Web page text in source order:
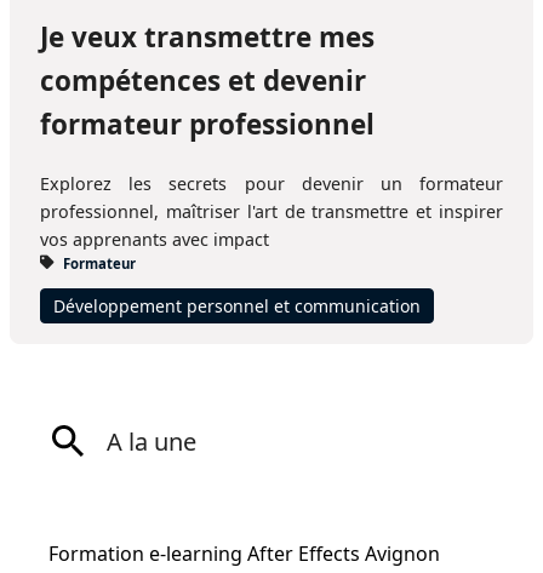
Je veux transmettre mes
compétences et devenir
formateur professionnel
Explorez les secrets pour devenir un formateur
professionnel, maîtriser l'art de transmettre et inspirer
vos apprenants avec impact
Formateur
Développement personnel et communication
A la une
Formation e-learning After Effects Avignon